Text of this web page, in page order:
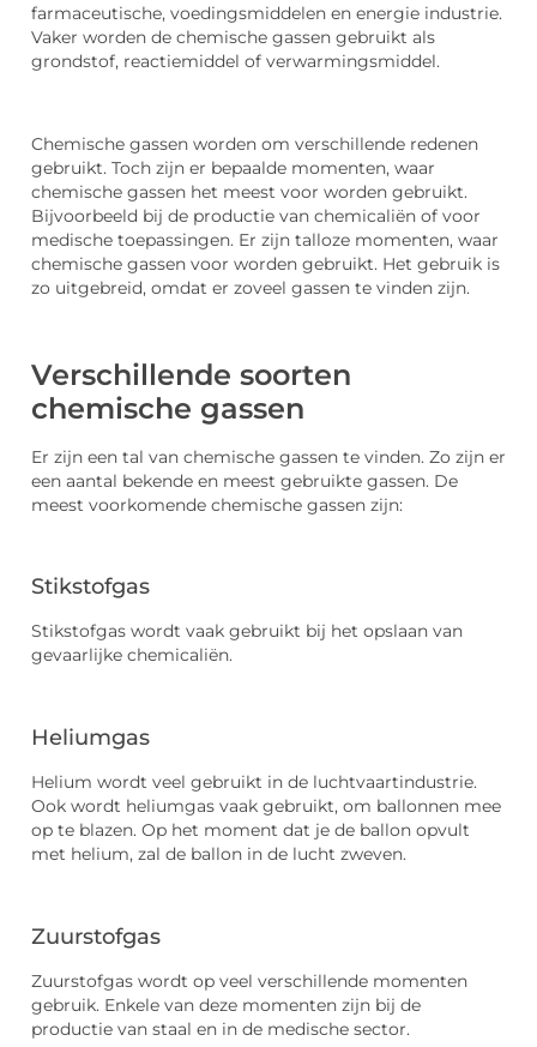
farmaceutische, voedingsmiddelen en energie industrie.
Vaker worden de chemische gassen gebruikt als
grondstof, reactiemiddel of verwarmingsmiddel.
Chemische gassen worden om verschillende redenen
gebruikt. Toch zijn er bepaalde momenten, waar
chemische gassen het meest voor worden gebruikt.
Bijvoorbeeld bij de productie van chemicaliën of voor
medische toepassingen. Er zijn talloze momenten, waar
chemische gassen voor worden gebruikt. Het gebruik is
zo uitgebreid, omdat er zoveel gassen te vinden zijn.
Verschillende soorten
chemische gassen
Er zijn een tal van chemische gassen te vinden. Zo zijn er
een aantal bekende en meest gebruikte gassen. De
meest voorkomende chemische gassen zijn:
Stikstofgas
Stikstofgas wordt vaak gebruikt bij het opslaan van
gevaarlijke chemicaliën.
Heliumgas
Helium wordt veel gebruikt in de luchtvaartindustrie.
Ook wordt heliumgas vaak gebruikt, om ballonnen mee
op te blazen. Op het moment dat je de ballon opvult
met helium, zal de ballon in de lucht zweven.
Zuurstofgas
Zuurstofgas wordt op veel verschillende momenten
gebruik. Enkele van deze momenten zijn bij de
productie van staal en in de medische sector.